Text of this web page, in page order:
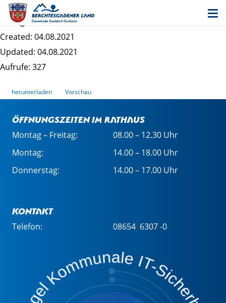
202109_Erz_Ausschreibung2
Dateigrösse: 185.35 KB
Created: 04.08.2021
Updated: 04.08.2021
Aufrufe: 327
herunterladen Vorschau
Öffnungszeiten im Rathaus
Montag – Freitag:
08.00 – 12.30 Uhr
Montag:
14.00 – 18.00 Uhr
Donnerstag:
14.00 – 17.00 Uhr
Kontakt
Telefon: 08654 6307 -0